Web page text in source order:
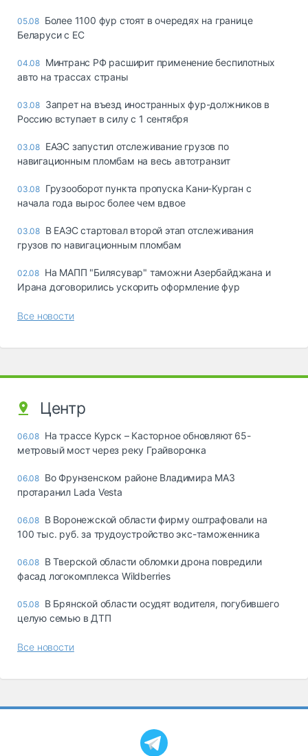
05.08 Более 1100 фур стоят в очередях на границе
Беларуси с ЕС
04.08 Минтранс РФ расширит применение беспилотных
авто на трассах страны
03.08 Запрет на въезд иностранных фур-должников в
Россию вступает в силу с 1 сентября
03.08 ЕАЭС запустил отслеживание грузов по
навигационным пломбам на весь автотранзит
03.08 Грузооборот пункта пропуска Кани-Курган с
начала года вырос более чем вдвое
03.08 В ЕАЭС стартовал второй этап отслеживания
грузов по навигационным пломбам
02.08 На МАПП "Билясувар" таможни Азербайджана и
Ирана договорились ускорить оформление фур
Все новости
Центр
06.08 На трассе Курск – Касторное обновляют 65-
метровый мост через реку Грайворонка
06.08 Во Фрунзенском районе Владимира МАЗ
протаранил Lada Vesta
06.08 В Воронежской области фирму оштрафовали на
100 тыс. руб. за трудоустройство экс-таможенника
06.08 В Тверской области обломки дрона повредили
фасад логокомплекса Wildberries
05.08 В Брянской области осудят водителя, погубившего
целую семью в ДТП
Все новости